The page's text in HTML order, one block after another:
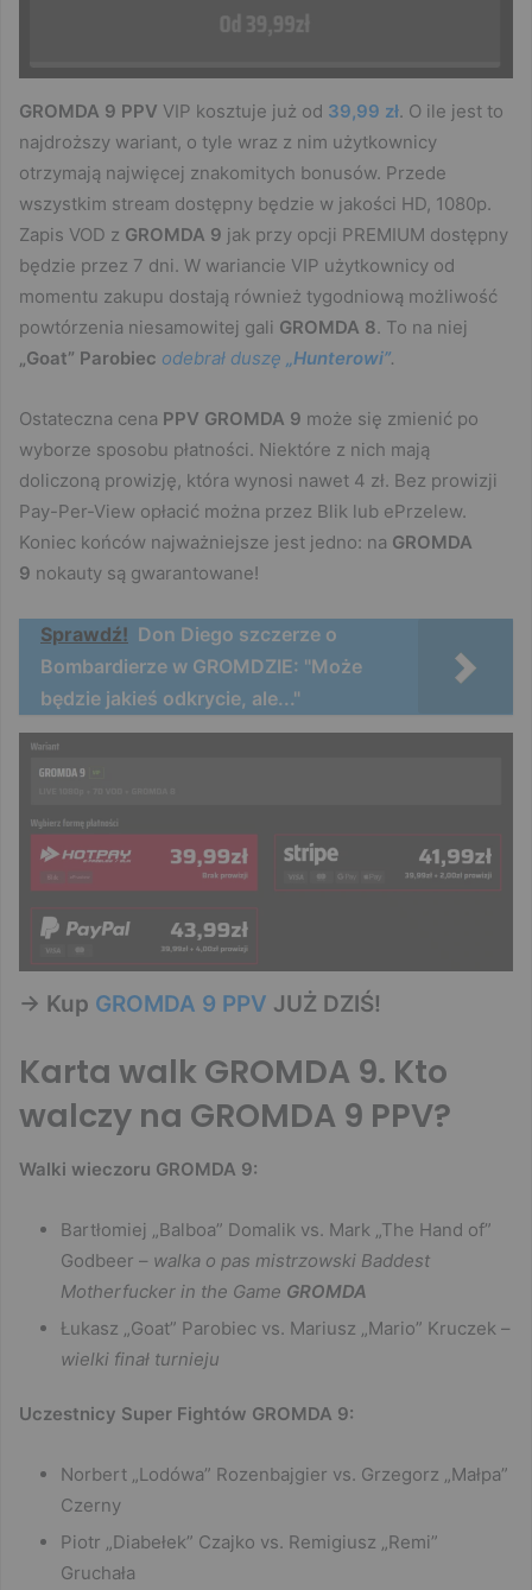
GROMDA 9 PPV VIP kosztuje już od 39,99 zł. O ile jest to
najdroższy wariant, o tyle wraz z nim użytkownicy
otrzymają najwięcej znakomitych bonusów. Przede
wszystkim stream dostępny będzie w jakości HD, 1080p.
Zapis VOD z GROMDA 9 jak przy opcji PREMIUM dostępny
będzie przez 7 dni. W wariancie VIP użytkownicy od
momentu zakupu dostają również tygodniową możliwość
powtórzenia niesamowitej gali GROMDA 8. To na niej
„Goat” Parobiec odebrał duszę „Hunterowi”.
Ostateczna cena PPV GROMDA 9 może się zmienić po
wyborze sposobu płatności. Niektóre z nich mają
doliczoną prowizję, która wynosi nawet 4 zł. Bez prowizji
Pay-Per-View opłacić można przez Blik lub ePrzelew.
Koniec końców najważniejsze jest jedno: na GROMDA
9 nokauty są gwarantowane!
Sprawdź! Don Diego szczerze o
Bombardierze w GROMDZIE: "Może
będzie jakieś odkrycie, ale..."
-> Kup GROMDA 9 PPV JUŻ DZIŚ!
Karta walk GROMDA 9. Kto
walczy na GROMDA 9 PPV?
Walki wieczoru GROMDA 9:
Bartłomiej „Balboa” Domalik vs. Mark „The Hand of”
Godbeer – walka o pas mistrzowski Baddest
Motherfucker in the Game GROMDA
Łukasz „Goat” Parobiec vs. Mariusz „Mario” Kruczek –
wielki finał turnieju
Uczestnicy Super Fightów GROMDA 9:
Norbert „Lodówa” Rozenbajgier vs. Grzegorz „Małpa”
Czerny
Piotr „Diabełek” Czajko vs. Remigiusz „Remi”
Gruchała